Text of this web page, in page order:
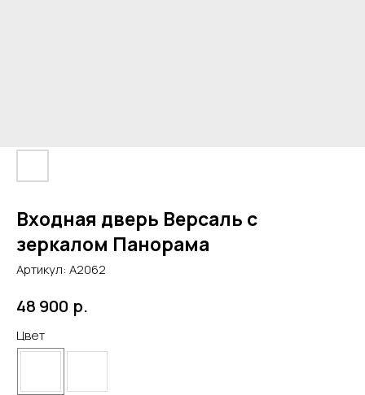
Входная дверь Версаль с
зеркалом Панорама
Артикул: А2062
48 900 р.
Цвет